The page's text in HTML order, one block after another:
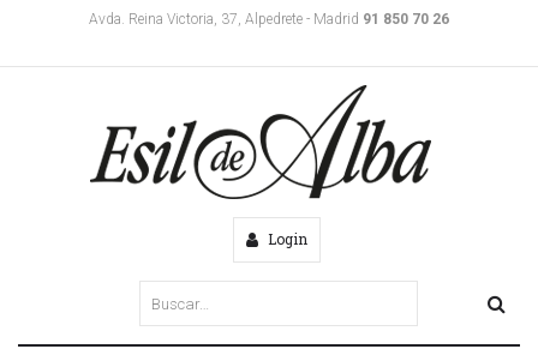
Avda. Reina Victoria, 37, Alpedrete - Madrid 91 850 70 26
Login